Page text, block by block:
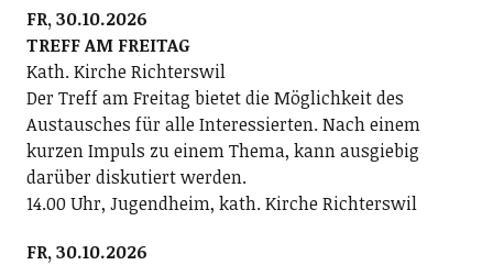
FR, 30.10.2026
TREFF AM FREITAG
Kath. Kirche Richterswil
Der Treff am Freitag bietet die Möglichkeit des
Austausches für alle Interessierten. Nach einem
kurzen Impuls zu einem Thema, kann ausgiebig
darüber diskutiert werden.
14.00 Uhr, Jugendheim, kath. Kirche Richterswil
FR, 30.10.2026